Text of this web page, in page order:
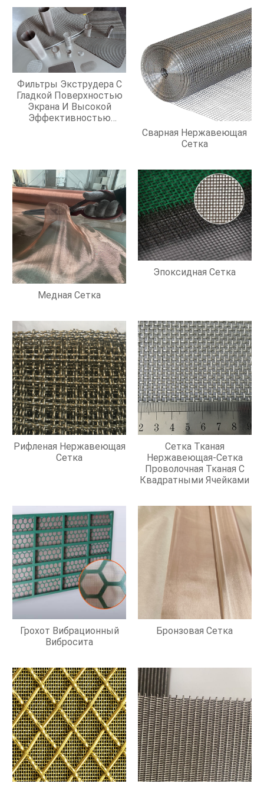
Фильтры Экструдера С
Гладкой Поверхностью
Экрана И Высокой
Эффективностью
Сварная Нержавеющая
Сетка
Медная Сетка
Эпоксидная Сетка
Рифленая Нержавеющая
Сетка
Сетка Тканая
Нержавеющая-Сетка
Проволочная Тканая С
Квадратными Ячейками
Грохот Вибрационный
Вибросита
Бронзовая Сетка